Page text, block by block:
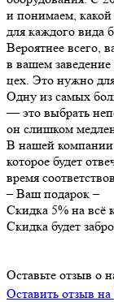
и понимаем,
для каждого вида
Вероятнее всего,
в вашем
цех. Это нужно
Одну из самых
— это выбрать
он слишком
В нашей компании
которое будет
время
– Ваш подарок –
Скидка 5% на всё
Скидка будет
Оставьте отзыв о
Оставить отзыв на